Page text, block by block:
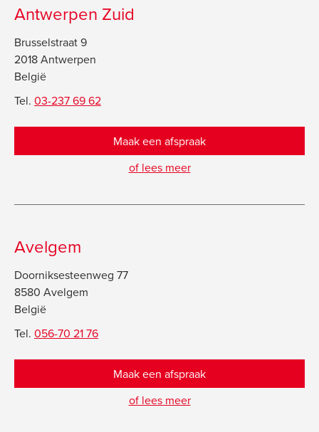
Antwerpen Zuid
Brusselstraat 9
2018 Antwerpen
België
Tel. 03-237 69 62
Maak een afspraak
of lees meer
Avelgem
Doorniksesteenweg 77
8580 Avelgem
België
Tel. 056-70 21 76
Maak een afspraak
of lees meer